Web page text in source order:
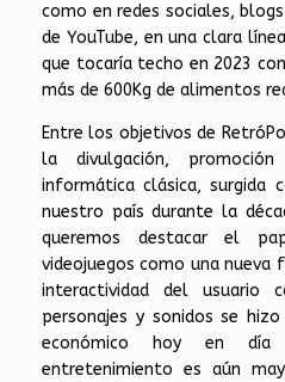
como en redes sociales,
de YouTube, en una clara
que tocaría techo en 2023
más de 600Kg de alimentos
Entre los objetivos de
la divulgación,
informática clásica, surgida
nuestro país durante la
queremos destacar el
videojuegos como una
interactividad del usuario
personajes y sonidos se
económico hoy en
entretenimiento es aún